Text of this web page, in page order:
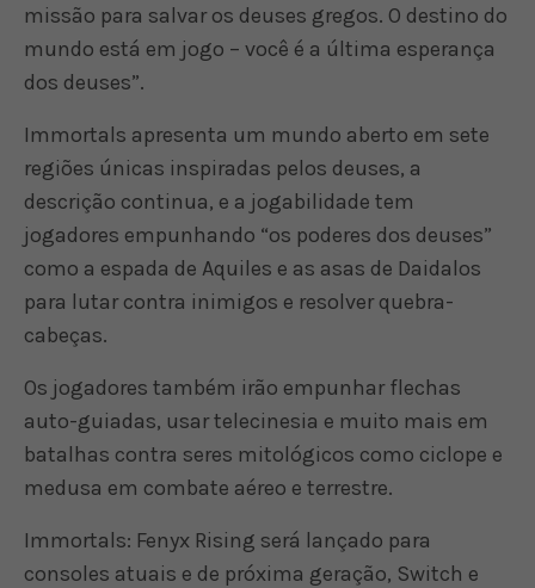
missão para salvar os deuses gregos. O destino do
mundo está em jogo – você é a última esperança
dos deuses”.
Immortals apresenta um mundo aberto em sete
regiões únicas inspiradas pelos deuses, a
descrição continua, e a jogabilidade tem
jogadores empunhando “os poderes dos deuses”
como a espada de Aquiles e as asas de Daidalos
para lutar contra inimigos e resolver quebra-
cabeças.
Os jogadores também irão empunhar flechas
auto-guiadas, usar telecinesia e muito mais em
batalhas contra seres mitológicos como ciclope e
medusa em combate aéreo e terrestre.
Immortals: Fenyx Rising será lançado para
consoles atuais e de próxima geração, Switch e